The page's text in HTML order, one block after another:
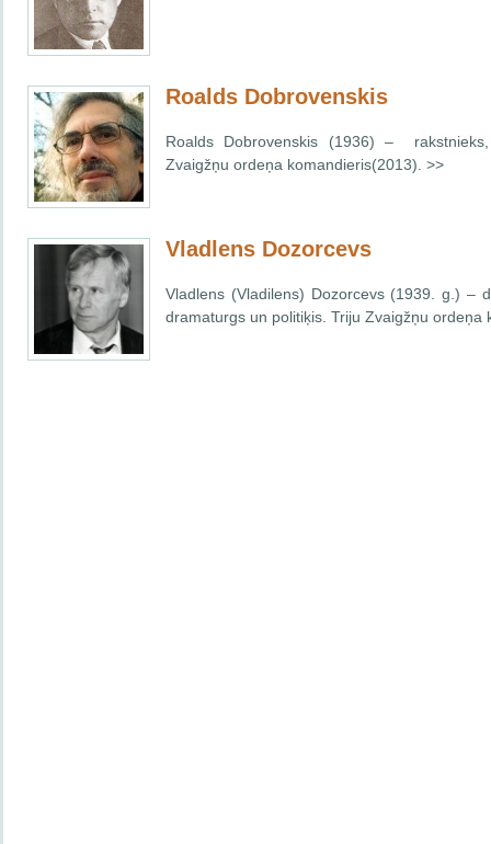
Roalds Dobrovenskis
Roalds Dobrovenskis (1936) –
Zvaigžņu ordeņa komandieris(2013). >>
Vladlens Dozorcevs
Vladlens (Vladilens) Dozorcevs (1939. g.) –
dramaturgs un politiķis. Triju Zvaigžņu ordeņa